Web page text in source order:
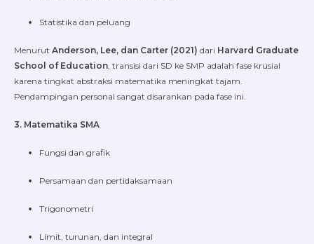
Statistika dan peluang
Menurut Anderson, Lee, dan Carter (2021) dari Harvard Graduate
School of Education , transisi dari SD ke SMP adalah fase krusial
karena tingkat abstraksi matematika meningkat tajam.
Pendampingan personal sangat disarankan pada fase ini.
3. Matematika SMA
Fungsi dan grafik
Persamaan dan pertidaksamaan
Trigonometri
Limit, turunan, dan integral